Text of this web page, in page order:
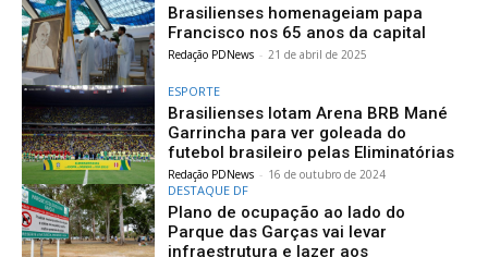
Brasilienses homenageiam papa
Francisco nos 65 anos da capital
Redação PDNews - 21 de abril de 2025
ESPORTE
Brasilienses lotam Arena BRB Mané
Garrincha para ver goleada do
futebol brasileiro pelas Eliminatórias
Redação PDNews - 16 de outubro de 2024
DESTAQUE DF
Plano de ocupação ao lado do
Parque das Garças vai levar
infraestrutura e lazer aos